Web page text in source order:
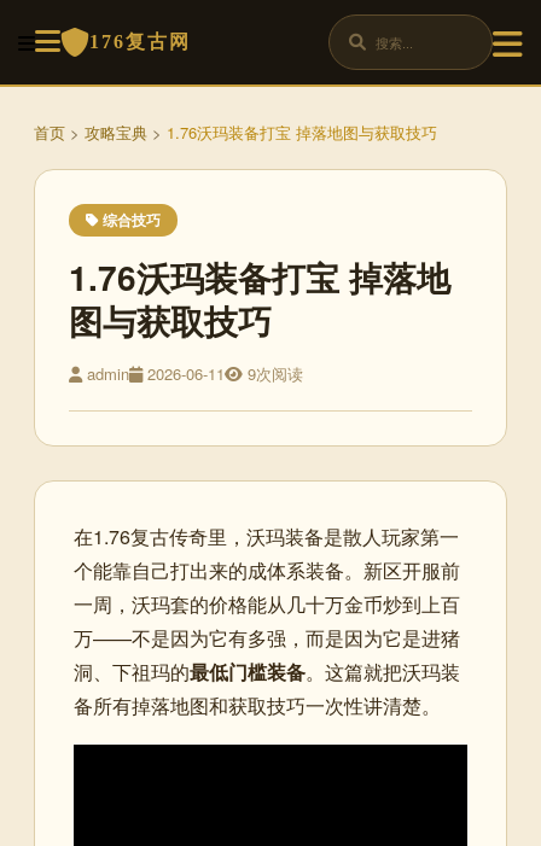
176复古网
首页 > 攻略宝典 > 1.76沃玛装备打宝 掉落地图与获取技巧
综合技巧
1.76沃玛装备打宝 掉落地
图与获取技巧
admin 2026-06-11 9次阅读
在1.76复古传奇里，沃玛装备是散人玩家第一
个能靠自己打出来的成体系装备。新区开服前
一周，沃玛套的价格能从几十万金币炒到上百
万——不是因为它有多强，而是因为它是进猪
洞、下祖玛的最低门槛装备。这篇就把沃玛装
备所有掉落地图和获取技巧一次性讲清楚。